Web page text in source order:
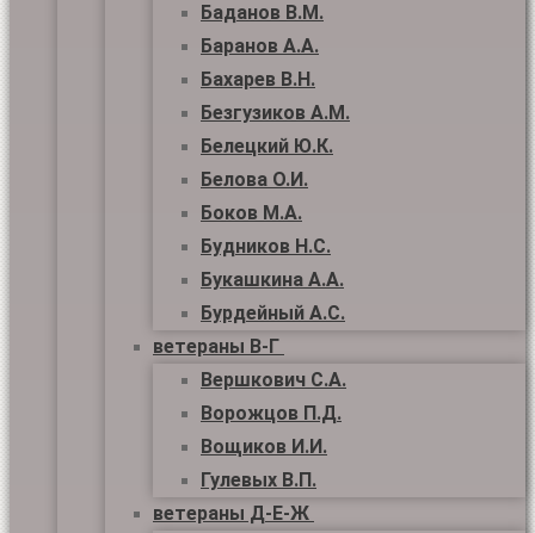
Баданов В.М.
Баранов А.А.
Бахарев В.Н.
Безгузиков А.М.
Белецкий Ю.К.
Белова О.И.
Боков М.А.
Будников Н.С.
Букашкина А.А.
Бурдейный А.С.
ветераны В-Г
Вершкович С.А.
Ворожцов П.Д.
Вощиков И.И.
Гулевых В.П.
ветераны Д-Е-Ж